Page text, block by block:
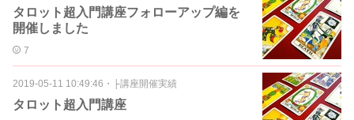
タロット超入門講座フォローアップ編を
開催しました
7
2019-05-11 10:49:46 ・ ├講座開催実績
タロット超入門講座